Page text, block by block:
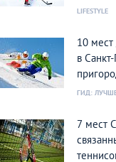
LIFESTYLE
10
в
ГИД:
7 мест